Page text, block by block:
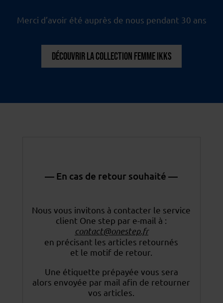
Merci d’avoir été auprès de nous pendant 30 ans
DÉCOUVRIR LA COLLECTION FEMME IKKS
— En cas de retour souhaité —
Nous vous invitons à contacter le service
client One step par e-mail à :
contact@onestep.fr
en précisant les articles retournés
et le motif de retour.
Une étiquette prépayée vous sera
alors envoyée par mail afin de retourner
vos articles.